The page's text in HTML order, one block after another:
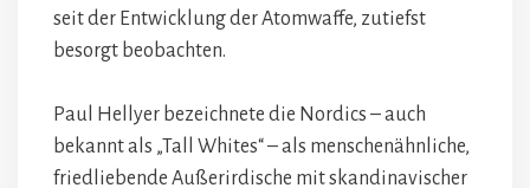
seit der Entwicklung der Atomwaffe, zutiefst
besorgt beobachten.
Paul Hellyer bezeichnete die Nordics – auch
bekannt als „Tall Whites“ – als menschenähnliche,
friedliebende Außerirdische mit skandinavischer